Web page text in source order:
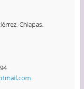
Chiapas.